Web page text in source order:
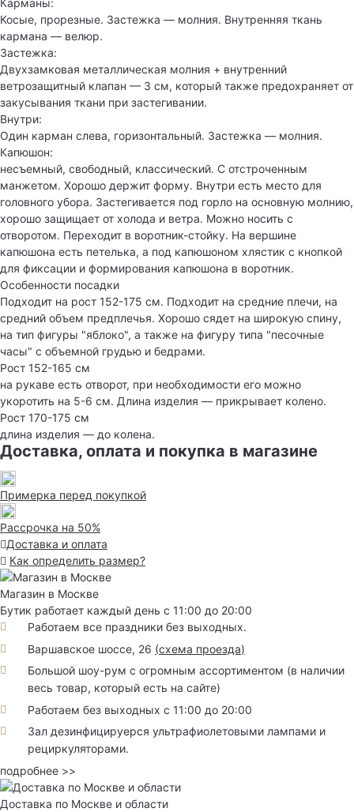
Карманы:
Косые, прорезные. Застежка — молния. Внутренняя ткань
кармана — велюр.
Застежка:
Двухзамковая металлическая молния + внутренний
ветрозащитный клапан — 3 см, который также предохраняет от
закусывания ткани при застегивании.
Внутри:
Один карман слева, горизонтальный. Застежка — молния.
Капюшон:
несъемный, свободный, классический. С отстроченным
манжетом. Хорошо держит форму. Внутри есть место для
головного убора. Застегивается под горло на основную молнию,
хорошо защищает от холода и ветра. Можно носить с
отворотом. Переходит в воротник-стойку. На вершине
капюшона есть петелька, а под капюшоном хлястик с кнопкой
для фиксации и формирования капюшона в воротник.
Особенности посадки
Подходит на рост 152-175 см. Подходит на средние плечи, на
средний объем предплечья. Хорошо сядет на широкую спину,
на тип фигуры "яблоко", а также на фигуру типа "песочные
часы" с объемной грудью и бедрами.
Рост 152-165 см
на рукаве есть отворот, при необходимости его можно
укоротить на 5-6 см. Длина изделия — прикрывает колено.
Рост 170-175 см
длина изделия — до колена.
Доставка, оплата и покупка в магазине
Примерка перед покупкой
Рассрочка на 50%
Доставка и оплата
Как определить размер?
Магазин в Москве
Бутик работает каждый день с 11:00 до 20:00
Работаем все праздники без выходных.
Варшавское шоссе, 26 (схема проезда)
Большой шоу-рум с огромным ассортиментом (в наличии
весь товар, который есть на сайте)
Работаем без выходных с 11:00 до 20:00
Зал дезинфицируерся ультрафиолетовыми лампами и
рециркуляторами.
подробнее >>
Доставка по Москве и области